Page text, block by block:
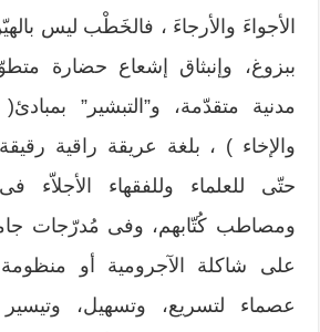
الأجواءَ والأرجاءَ ، فالخَطْب ليس
ببزوغ، وإنبثاق إشعاع حضارة
مدنية متقدّمة، و”التبشير” بمبادئ(
والإخاء ) ، بلغة عريقة راقية رقيقة
حتّى للعلماء وللفقهاء الأجلاّء
ومصاطب كُتّابهم، وفى مُدرّجات
على شاكلة الآجرومية أو
عصماء لتسريع، وتسهيل،